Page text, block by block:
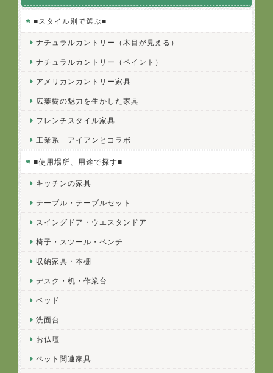
■スタイル別で選ぶ■
ナチュラルカントリー（木目が見える）
ナチュラルカントリー（ペイント）
アメリカンカントリー家具
広葉樹の魅力を生かした家具
フレンチスタイル家具
工業系 アイアンとコラボ
■使用場所、用途で探す■
キッチンの家具
テーブル・テーブルセット
スイングドア・ウエスタンドア
椅子・スツール・ベンチ
収納家具・本棚
デスク・机・作業台
ベッド
洗面台
お仏壇
ペット関連家具